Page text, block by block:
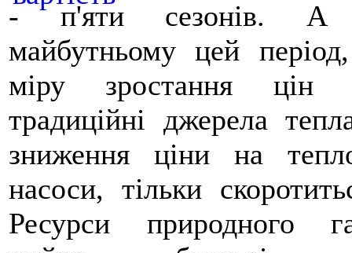
- п'яти сезонів.
майбутньому цей
міру зростання цін
традиційні джерела
зниження ціни на
насоси, тільки
Ресурси природного